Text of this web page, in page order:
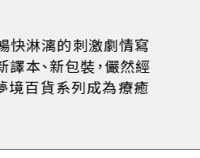
快淋漓的刺激劇情寫
本、新包裝，儼然經
境百貨系列成為療癒